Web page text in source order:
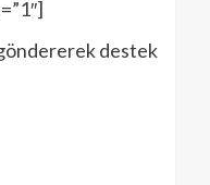
göndererek destek